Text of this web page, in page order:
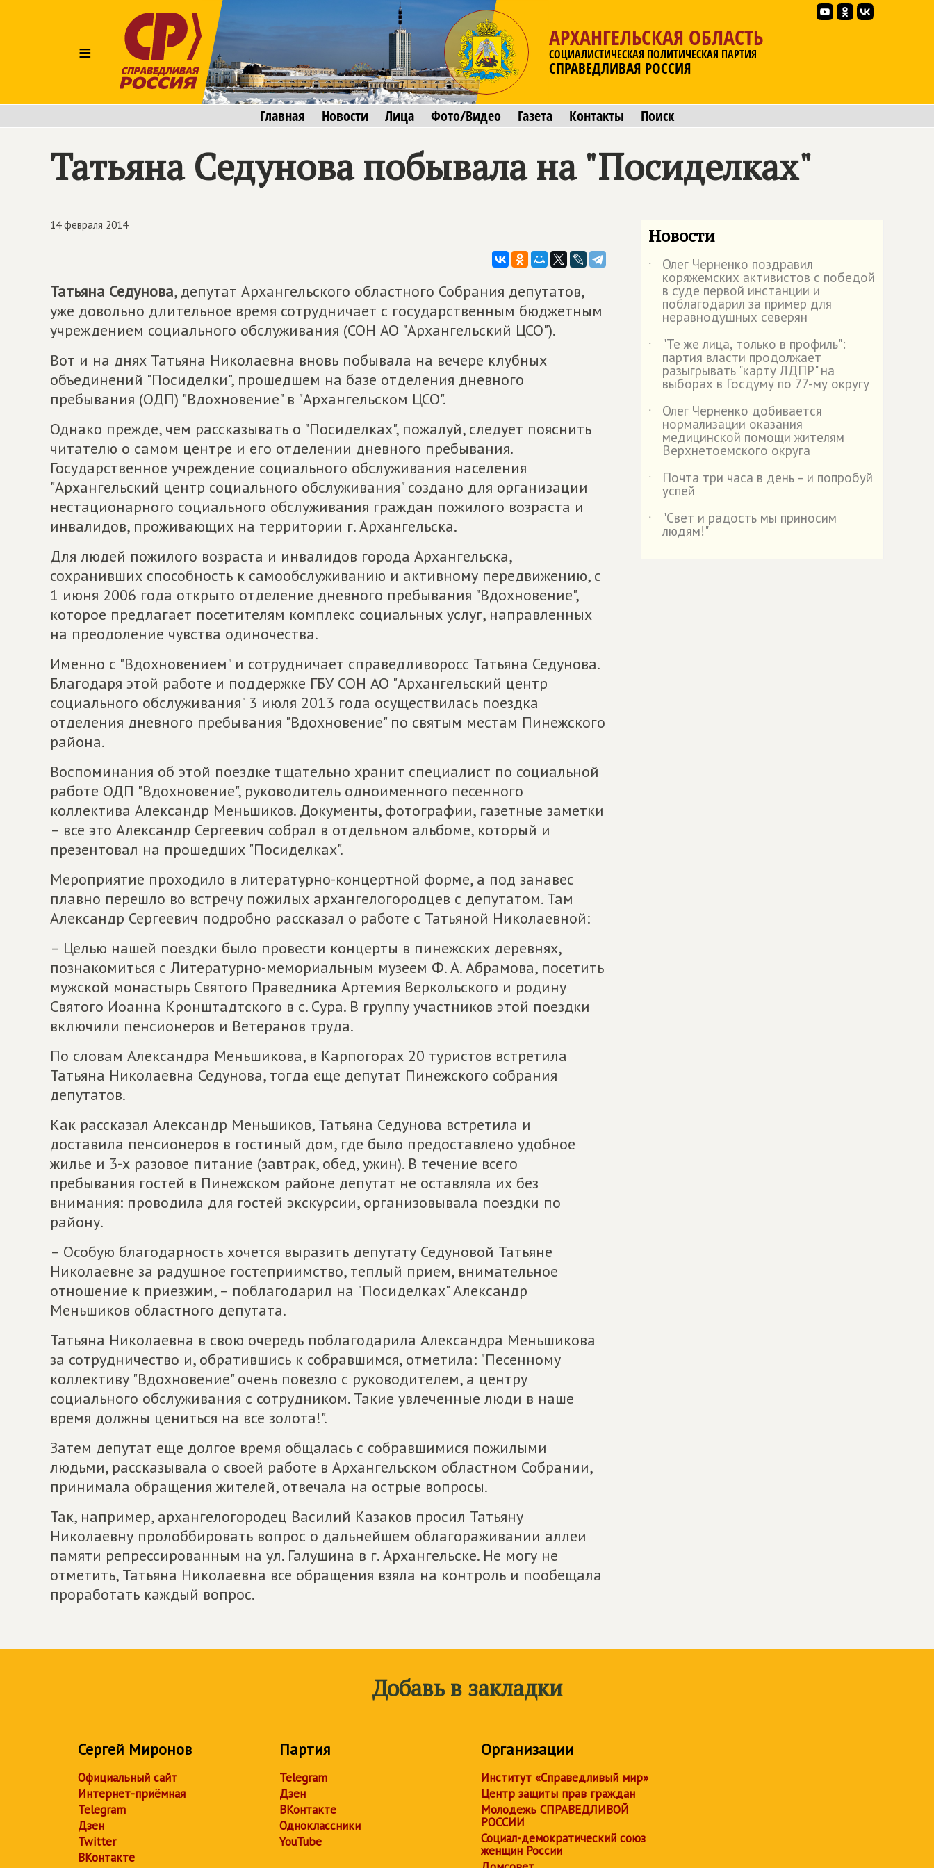
≡
АРХАНГЕЛЬСКАЯ ОБЛАСТЬ
СОЦИАЛИСТИЧЕСКАЯ ПОЛИТИЧЕСКАЯ ПАРТИЯ
СПРАВЕДЛИВАЯ РОССИЯ
Главная Новости Лица Фото/Видео Газета Контакты Поиск
Татьяна Седунова побывала на "Посиделках"
14 февраля 2014
Татьяна Седунова, депутат Архангельского областного Собрания депутатов,
уже довольно длительное время сотрудничает с государственным бюджетным
учреждением социального обслуживания (СОН АО "Архангельский ЦСО").
Вот и на днях Татьяна Николаевна вновь побывала на вечере клубных
объединений "Посиделки", прошедшем на базе отделения дневного
пребывания (ОДП) "Вдохновение" в "Архангельском ЦСО".
Однако прежде, чем рассказывать о "Посиделках", пожалуй, следует пояснить
читателю о самом центре и его отделении дневного пребывания.
Государственное учреждение социального обслуживания населения
"Архангельский центр социального обслуживания" создано для организации
нестационарного социального обслуживания граждан пожилого возраста и
инвалидов, проживающих на территории г. Архангельска.
Для людей пожилого возраста и инвалидов города Архангельска,
сохранивших способность к самообслуживанию и активному передвижению, с
1 июня 2006 года открыто отделение дневного пребывания "Вдохновение",
которое предлагает посетителям комплекс социальных услуг, направленных
на преодоление чувства одиночества.
Именно с "Вдохновением" и сотрудничает справедливоросс Татьяна Седунова.
Благодаря этой работе и поддержке ГБУ СОН АО "Архангельский центр
социального обслуживания" 3 июля 2013 года осуществилась поездка
отделения дневного пребывания "Вдохновение" по святым местам Пинежского
района.
Воспоминания об этой поездке тщательно хранит специалист по социальной
работе ОДП "Вдохновение", руководитель одноименного песенного
коллектива Александр Меньшиков. Документы, фотографии, газетные заметки
– все это Александр Сергеевич собрал в отдельном альбоме, который и
презентовал на прошедших "Посиделках".
Мероприятие проходило в литературно-концертной форме, а под занавес
плавно перешло во встречу пожилых архангелогородцев с депутатом. Там
Александр Сергеевич подробно рассказал о работе с Татьяной Николаевной:
– Целью нашей поездки было провести концерты в пинежских деревнях,
познакомиться с Литературно-мемориальным музеем Ф. А. Абрамова, посетить
мужской монастырь Святого Праведника Артемия Веркольского и родину
Святого Иоанна Кронштадтского в с. Сура. В группу участников этой поездки
включили пенсионеров и Ветеранов труда.
По словам Александра Меньшикова, в Карпогорах 20 туристов встретила
Татьяна Николаевна Седунова, тогда еще депутат Пинежского собрания
депутатов.
Как рассказал Александр Меньшиков, Татьяна Седунова встретила и
доставила пенсионеров в гостиный дом, где было предоставлено удобное
жилье и 3-х разовое питание (завтрак, обед, ужин). В течение всего
пребывания гостей в Пинежском районе депутат не оставляла их без
внимания: проводила для гостей экскурсии, организовывала поездки по
району.
– Особую благодарность хочется выразить депутату Седуновой Татьяне
Николаевне за радушное гостеприимство, теплый прием, внимательное
отношение к приезжим, – поблагодарил на "Посиделках" Александр
Меньшиков областного депутата.
Татьяна Николаевна в свою очередь поблагодарила Александра Меньшикова
за сотрудничество и, обратившись к собравшимся, отметила: "Песенному
коллективу "Вдохновение" очень повезло с руководителем, а центру
социального обслуживания с сотрудником. Такие увлеченные люди в наше
время должны цениться на все золота!".
Затем депутат еще долгое время общалась с собравшимися пожилыми
людьми, рассказывала о своей работе в Архангельском областном Собрании,
принимала обращения жителей, отвечала на острые вопросы.
Так, например, архангелогородец Василий Казаков просил Татьяну
Николаевну пролоббировать вопрос о дальнейшем облагораживании аллеи
памяти репрессированным на ул. Галушина в г. Архангельске. Не могу не
отметить, Татьяна Николаевна все обращения взяла на контроль и пообещала
проработать каждый вопрос.
Новости
˙ Олег Черненко поздравил
коряжемских активистов с победой
в суде первой инстанции и
поблагодарил за пример для
неравнодушных северян
˙
"Те же лица, только в профиль":
партия власти продолжает
разыгрывать "карту ЛДПР" на
выборах в Госдуму по 77-му округу
˙
Олег Черненко добивается
нормализации оказания
медицинской помощи жителям
Верхнетоемского округа
˙
Почта три часа в день – и попробуй
успей
˙
"Свет и радость мы приносим
людям!"
Добавь в закладки
Сергей Миронов
Официальный сайт
Интернет-приёмная
Telegram
Дзен
Twitter
ВКонтакте
Партия
Telegram
Дзен
ВКонтакте
Одноклассники
YouTube
Организации
Институт «Справедливый мир»
Центр защиты прав граждан
Молодежь СПРАВЕДЛИВОЙ
РОССИИ
Социал-демократический союз
женщин России